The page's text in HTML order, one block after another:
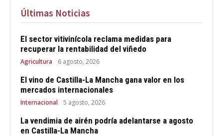
Últimas Noticias
El sector vitivinícola reclama medidas para
recuperar la rentabilidad del viñedo
Agricultura 6 agosto, 2026
El vino de Castilla-La Mancha gana valor en los
mercados internacionales
Internacional 5 agosto, 2026
La vendimia de airén podría adelantarse a agosto
en Castilla-La Mancha